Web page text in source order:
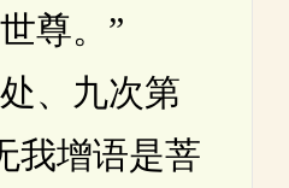
尊。”
、九次第
我增语是菩